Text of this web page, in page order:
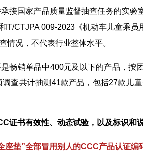
接国家产品质量监督抽查任务的实验
T/CTJPA 009-2023《机动车儿童乘
情况，不代表行业整体水平。
畅销单品中400元及以下的产品，按
查共计抽测41款产品，包括27款儿
证书有效性、动态试验，以及标识和
座垫”全部冒用别人的CCC产品认证编